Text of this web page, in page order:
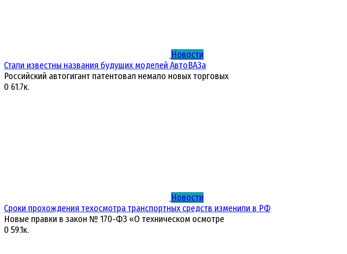
Новости
Стали известны названия будущих моделей АвтоВАЗа
Российский автогигант патентовал немало новых торговых
0 61.7к.
Новости
Сроки прохождения техосмотра транспортных средств изменили в РФ
Новые правки в закон № 170-ФЗ «О техническом осмотре
0 59.1к.